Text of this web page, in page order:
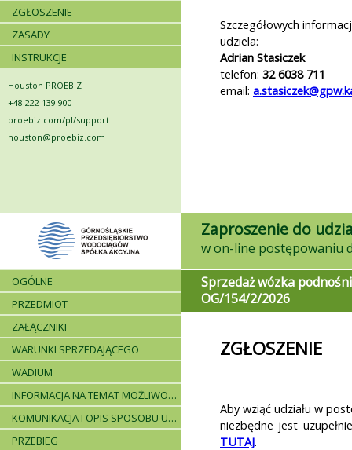
ZGŁOSZENIE
ZASADY
INSTRUKCJE
Houston PROEBIZ
+48 222 139 900
proebiz.com/pl/support
houston@proebiz.com
Szczegółowych
udziela:
Adrian Stasiczek
telefon: 32 6038 711
email:
Zaproszenie do
OGÓLNE
PRZEDMIOT
ZAŁĄCZNIKI
WARUNKI SPRZEDAJĄCEGO
WADIUM
INFORMACJA NA TEMAT MOŻLIWOŚCI SKŁADANIA JEDNEJ OFERTY PRZEZ DWA LUB WIĘCEJ PODMIOTÓW ORAZ UCZESTNICTWA PODWYKONAWCÓW
KOMUNIKACJA I OPIS SPOSOBU UDZIELANIA WYJAŚNIEŃ
PRZEBIEG
Sprzedaż wózka
OG/154/2/2026
ZGŁOSZENIE
Aby wziąć udziału w
niezbędne jest
TUTAJ.